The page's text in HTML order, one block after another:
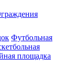
Футбольная
площадка